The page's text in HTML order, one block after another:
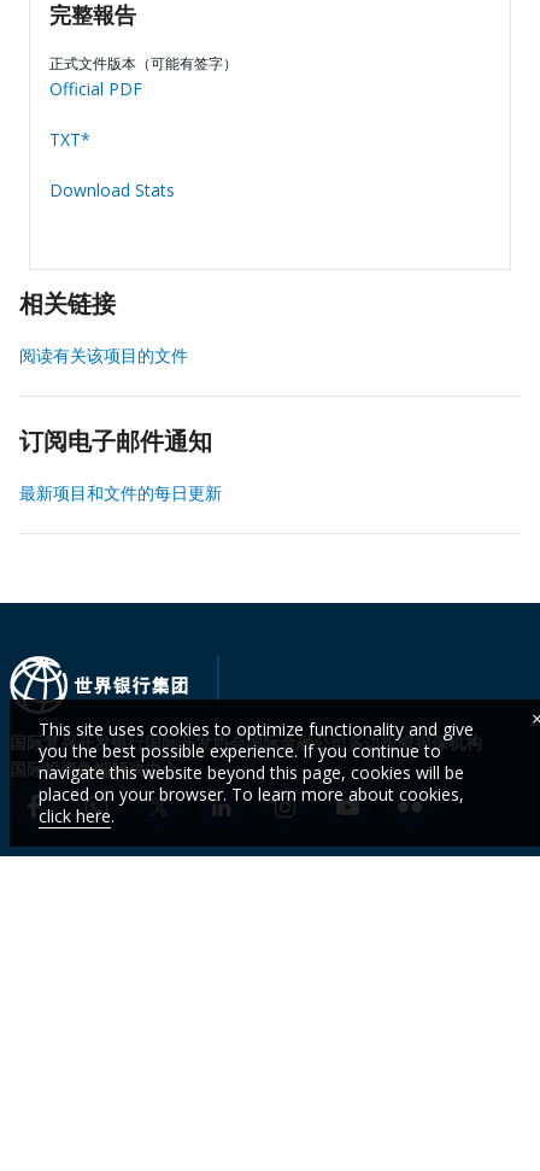
完整報告
正式文件版本（可能有签字）
Official PDF
TXT*
Download Stats
相关链接
阅读有关该项目的文件
订阅电子邮件通知
最新项目和文件的每日更新
国际复兴开发银行国际开发协会国际金融公司多边投资担保机构
国际投资争端解决中心
This site uses cookies to optimize functionality and give
you the best possible experience. If you continue to
navigate this website beyond this page, cookies will be
placed on your browser. To learn more about cookies,
click here.